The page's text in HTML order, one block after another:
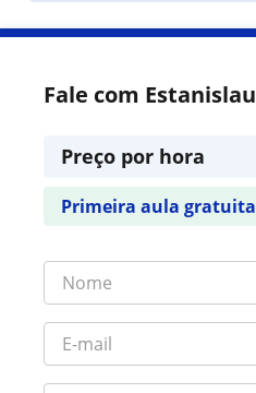
Fale com
Preço por hora
Primeira aula gratuita